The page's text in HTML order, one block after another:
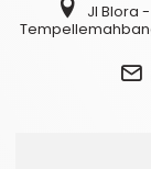
Jl Blora -